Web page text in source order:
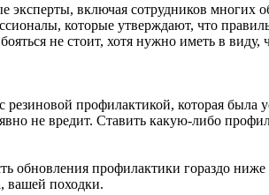
эксперты, включая сотрудников
которые утверждают, что
не стоит, хотя нужно иметь в
профилактикой, которая была
не вредит. Ставить какую-либо
обновления профилактики гораздо
вашей походки.